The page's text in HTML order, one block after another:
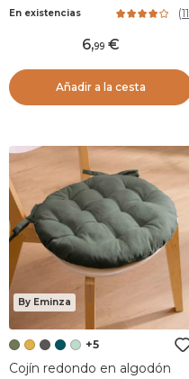
En existencias (11
6,99
Añadir a la cesta
By Eminza
+5
Cojín redondo en algodón